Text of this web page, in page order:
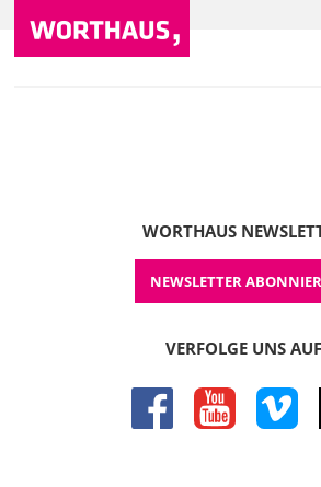
WORTHAUS
NEWSLETTER
VERFOLGE UNS
facebook youtube vimeo